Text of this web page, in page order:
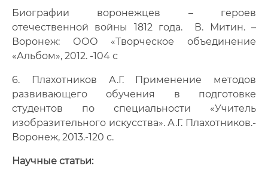
Биографии воронежцев – героев
отечественной войны 1812 года. В. Митин. –
Воронеж: ООО «Творческое объединение
«Альбом», 2012. -104 с
6. Плахотников А.Г. Применение методов
развивающего обучения в подготовке
студентов по специальности «Учитель
изобразительного искусства». А.Г. Плахотников.-
Воронеж, 2013.-120 с.
Научные статьи: